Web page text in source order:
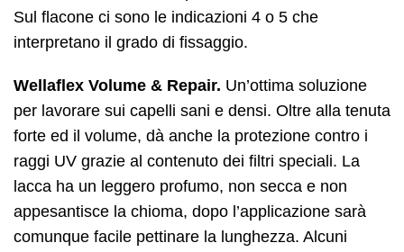
Sul flacone ci sono le indicazioni 4 o 5 che
interpretano il grado di fissaggio.
Wellaflex Volume & Repair. Un’ottima soluzione
per lavorare sui capelli sani e densi. Oltre alla tenuta
forte ed il volume, dà anche la protezione contro i
raggi UV grazie al contenuto dei filtri speciali. La
lacca ha un leggero profumo, non secca e non
appesantisce la chioma, dopo l’applicazione sarà
comunque facile pettinare la lunghezza. Alcuni